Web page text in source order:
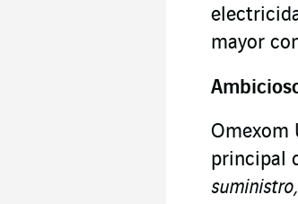
mayor
Omexom
principal